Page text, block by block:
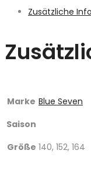
Zusätzliche
Marke Blue Seven
Saison
Größe 140, 152, 164